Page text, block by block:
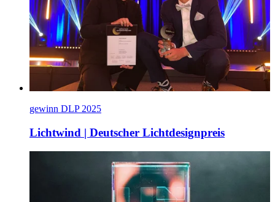
gewinn DLP 2025
Lichtwind | Deutscher Lichtdesignpreis